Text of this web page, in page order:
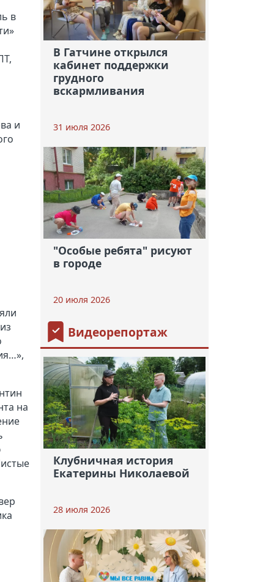
в
и
на
В Гатчине открылся
кабинет поддержки
грудного
вскармливания
31 июля 2026
"Особые ребята" рисуют
в городе
20 июля 2026
Видеорепортаж
Клубничная история
Екатерины Николаевой
28 июля 2026